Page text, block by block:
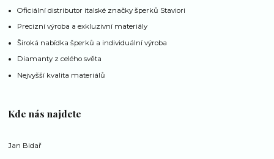
Oficiální distributor italské značky šperků Staviori
Precizní výroba a exkluzivní materiály
Široká nabídka šperků a individuální výroba
Diamanty z celého světa
Nejvyšší kvalita materiálů
Kde nás najdete
Jan Bidař